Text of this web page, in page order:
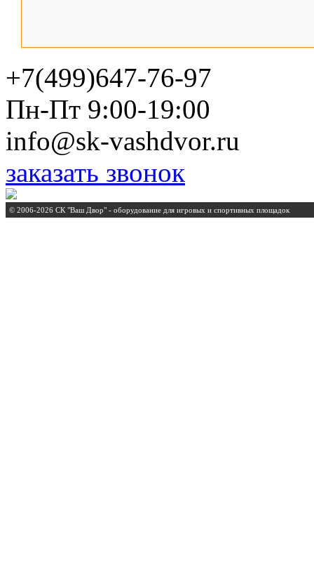
+7(499)647-76-97
Пн-Пт 9:00-19:00
info@sk-vashdvor.ru
заказать звонок
© 2006-2026 СК "Ваш Двор" - оборудование для игровых и спортивных площадок